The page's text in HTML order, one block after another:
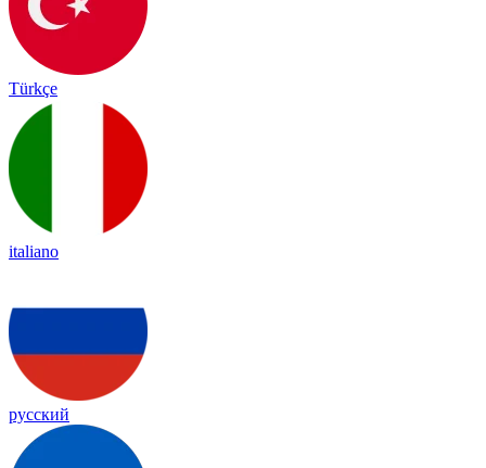
Türkçe
italiano
русский